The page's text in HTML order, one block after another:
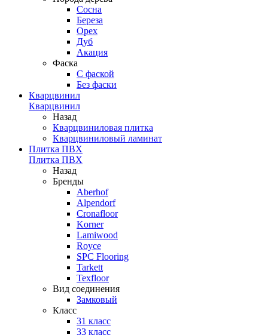
Сосна
Береза
Орех
Дуб
Акация
Фаска
С фаской
Без фаски
Кварцвинил
Кварцвинил
Назад
Кварцвиниловая плитка
Кварцвиниловый ламинат
Плитка ПВХ
Плитка ПВХ
Назад
Бренды
Aberhof
Alpendorf
Cronafloor
Korner
Lamiwood
Royce
SPC Flooring
Tarkett
Texfloor
Вид соединения
Замковый
Класс
31 класс
33 класс